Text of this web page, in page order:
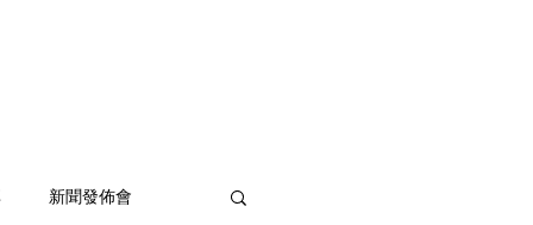
新聞發佈會